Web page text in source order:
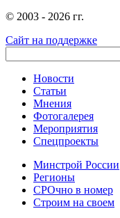
© 2003 - 2026 гг.
Сайт на поддержке
Новости
Статьи
Мнения
Фотогалерея
Мероприятия
Спецпроекты
Минстрой России
Регионы
СРОчно в номер
Строим на своем